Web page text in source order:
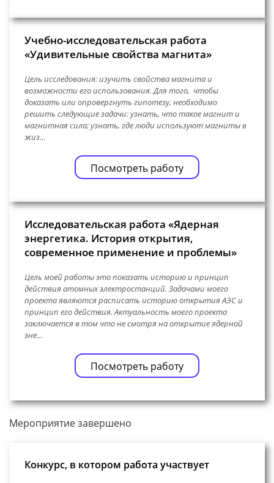
Учебно-исследовательская работа
«Удивительные свойства магнита»
Цель исследования: изучить свойства магнита и
возможности его использования. Для того, чтобы
доказать или опровергнуть гипотезу, необходимо
решить следующие задачи: узнать, что такое магнит и
магнитная сила; узнать, где люди используют магниты в
жиз…
Посмотреть работу
Исследовательская работа «Ядерная
энергетика. История открытия,
современное применение и проблемы»
Цель моей работы это показать историю и принцип
действия атомных электростанций. Задачами моего
проекта являются расписать историю открытия АЭС и
принцип его действия. Актуальность моего проекта
заключается в том что не смотря на открытие ядерной
эне…
Посмотреть работу
Мероприятие завершено
Конкурс, в котором работа участвует